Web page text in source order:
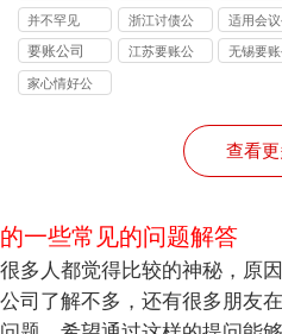
险提示：债
权人需警惕
的连带责任
债务类型：
个人债、企
业债、特殊
揭秘：
10%-
成背后
司
司
并不罕见
浙江讨债公
司
适用会
司
要账公司
江苏要账公
无锡要
家心情好公
查看
的一些常见的问题解答
很多人都觉得比较的神秘，原
公司了解不多，还有很多朋友